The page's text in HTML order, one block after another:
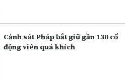
Cảnh sát Pháp bắt giữ gần 130 cổ
động viên quá khích